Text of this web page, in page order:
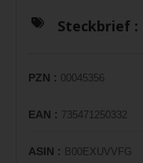
Steckbrief :
PZN : 00045356
EAN : 735471250332
ASIN : B00EXUVVFG